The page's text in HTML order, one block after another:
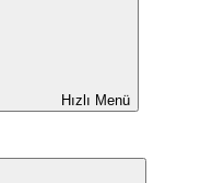
Hızlı Menü